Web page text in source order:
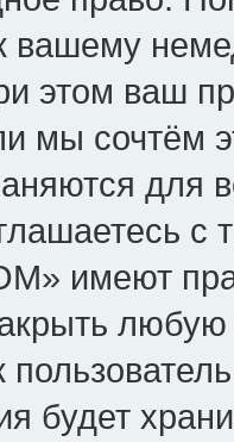
вашему
этом ваш
мы сочтём
для
имеют
будет